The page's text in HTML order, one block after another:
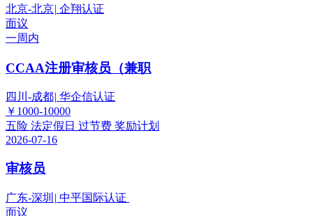
北京-北京| 企翔认证
面议
一周内
CCAA注册审核员（兼职
四川-成都| 华企信认证
￥1000-10000
五险 法定假日 过节费 奖励计划
2026-07-16
审核员
广东-深圳 | 中平国际认证
面议